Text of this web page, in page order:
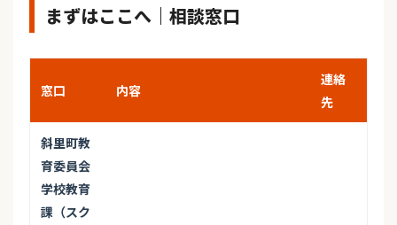
まずはここへ｜相談窓口
窓口 内容
連絡
先
斜里町教
育委員会
学校教育
課（スク